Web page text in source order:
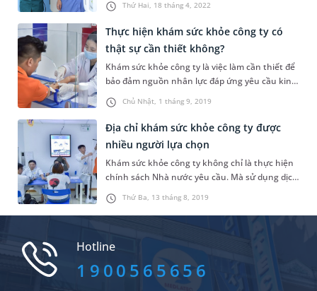
Thứ Hai, 18 tháng 4, 2022
vụ, trách nhiệm của công ty mà còn mang đến
nhiều lợi ích cho cả doanh nghiệp và người lao
động. Hiện nay, địa chỉ nào trong nước là đơn vị
uy tín triển khai k...
Chủ Nhật, 1 tháng 9, 2019
Thực hiện khám sức khỏe công ty có
thật sự cần thiết không?
Khám sức khỏe công ty là việc làm cần thiết để
bảo đảm nguồn nhân lực đáp ứng yêu cầu kinh
doanh, sản xuất. Qua đó nâng cao năng suất,
thu nhập cho doanh nghiệp.
Thứ Ba, 13 tháng 8, 2019
Địa chỉ khám sức khỏe công ty được
nhiều người lựa chọn
Khám sức khỏe công ty không chỉ là thực hiện
chính sách Nhà nước yêu cầu. Mà sử dụng dịch
vụ này còn đem đến nhiều lợi ích, ý nghĩa cho
cả người lao động và người sử dụng lao động.
Hotline
1900565656